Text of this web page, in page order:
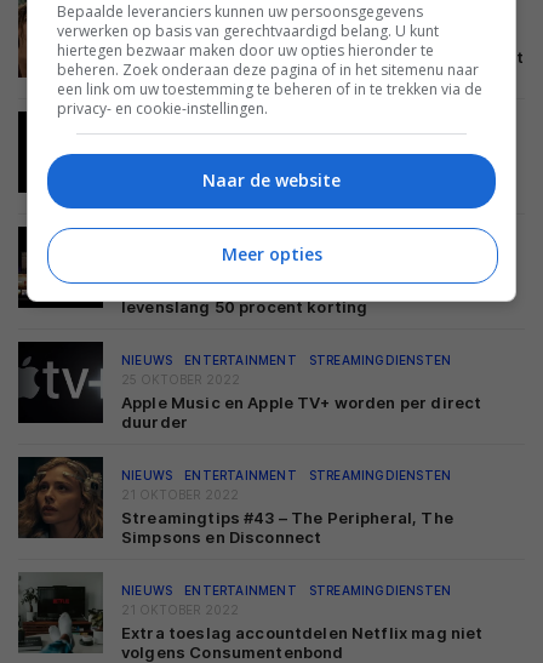
NIEUWS ENTERTAINMENT
FILMS EN SERIES
STREAMINGDIENSTEN
28 OKTOBER 2022
Streamingtips #44 – Guillermo del Toro’s Cabinet
of Curiosities en The Lost City
Netflix gaat werken met verificatiecodes om
accountdelen tegen te gaan
25 OKTOBER 2022
Streamingdienst SkyShowTime van start met
levenslang 50 procent korting
NIEUWS ENTERTAINMENT
STREAMINGDIENSTEN
25 OKTOBER 2022
Apple Music en Apple TV+ worden per direct
duurder
NIEUWS ENTERTAINMENT
STREAMINGDIENSTEN
21 OKTOBER 2022
Streamingtips #43 – The Peripheral, The
Simpsons en Disconnect
NIEUWS ENTERTAINMENT
STREAMINGDIENSTEN
21 OKTOBER 2022
Extra toeslag accountdelen Netflix mag niet
volgens Consumentenbond
Bepaalde leveranciers kunnen uw persoonsgegevens
verwerken op basis van gerechtvaardigd belang. U kunt
hiertegen bezwaar maken door uw opties hieronder te
beheren. Zoek onderaan deze pagina of in het sitemenu naar
een link om uw toestemming te beheren of in te trekken via de
privacy- en cookie-instellingen.
Naar de website
Meer opties